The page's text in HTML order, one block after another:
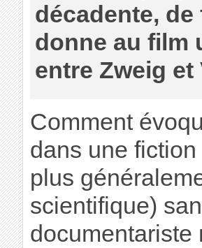
décadente, de
donne au film
entre Zweig
Comment
dans une
plus
scientifique)
documentariste